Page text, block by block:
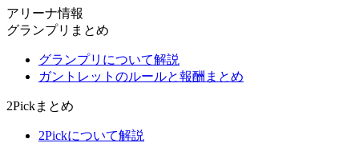
アリーナ情報
グランプリまとめ
グランプリについて解説
ガントレットのルールと報酬まとめ
2Pickまとめ
2Pickについて解説